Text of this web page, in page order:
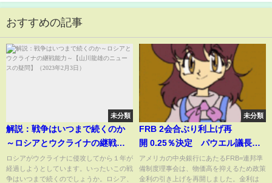
おすすめの記事
未分類
解説：戦争はいつまで続くのか
～ロシアとウクライナの継戦能
力～【山川龍雄のニュースの疑
問】（2023年2月3日）
ロシアがウクライナに侵攻してから１年が
経過しようとしています。いったいこの戦
争はいつまで続くのでしょうか。ロシア、
未分類
FRB 2会合ぶり利上げ再
開 0.25％決定 パウエル議長、
追加利上げは「会合ごとに判
断」｜TBS NEWS DIG
アメリカの中央銀行にあたるFRB=連邦準
備制度理事会は、物価高を抑えるため政策
金利の引き上げを再開しました。金利は